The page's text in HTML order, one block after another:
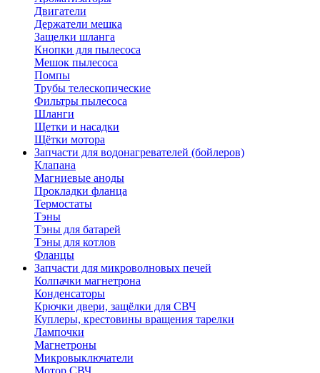
Двигатели
Держатели мешка
Защелки шланга
Кнопки для пылесоса
Мешок пылесоса
Помпы
Трубы телескопические
Фильтры пылесоса
Шланги
Щетки и насадки
Щётки мотора
Запчасти для водонагревателей (бойлеров)
Клапана
Магниевые аноды
Прокладки фланца
Термостаты
Тэны
Тэны для батарей
Тэны для котлов
Фланцы
Запчасти для микроволновых печей
Колпачки магнетрона
Конденсаторы
Крючки двери, защёлки для СВЧ
Куплеры, крестовины вращения тарелки
Лампочки
Магнетроны
Микровыключатели
Мотор СВЧ